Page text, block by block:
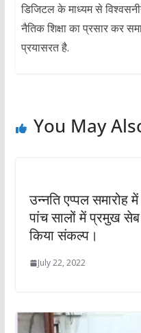
डिजिटल के माध्यम से
नैतिक शिक्षा का प्रसार कर
प्रयासरत है.
You May
उन्नति एप्पल समारोह
पांच सालों में प्रमुख
किया संकल्प।
July 22, 2022